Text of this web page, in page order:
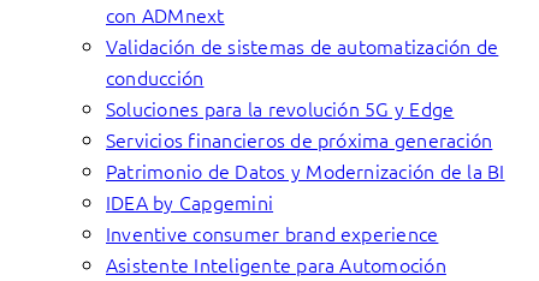
con ADMnext
Validación de sistemas de automatización de
conducción
Soluciones para la revolución 5G y Edge
Servicios financieros de próxima generación
Patrimonio de Datos y Modernización de la BI
IDEA by Capgemini
Inventive consumer brand experience
Asistente Inteligente para Automoción